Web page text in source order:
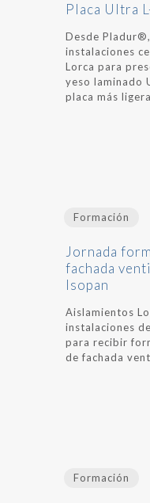
Placa Ultra
Desde
instalaciones
Lorca para
yeso laminado
placa más
Formación
Jornada
fachada
Isopan
Aislamientos
instalaciones
para recibir
de fachada
Formación